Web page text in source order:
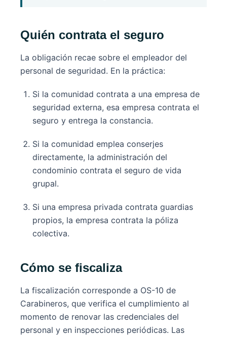
Quién contrata el seguro
La obligación recae sobre el empleador del
personal de seguridad. En la práctica:
Si la comunidad contrata a una empresa de
seguridad externa, esa empresa contrata el
seguro y entrega la constancia.
Si la comunidad emplea conserjes
directamente, la administración del
condominio contrata el seguro de vida
grupal.
Si una empresa privada contrata guardias
propios, la empresa contrata la póliza
colectiva.
Cómo se fiscaliza
La fiscalización corresponde a OS-10 de
Carabineros, que verifica el cumplimiento al
momento de renovar las credenciales del
personal y en inspecciones periódicas. Las